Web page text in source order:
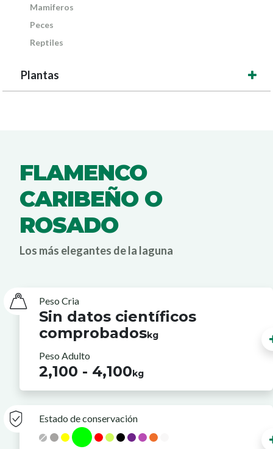
Mamiferos
Peces
Reptiles
Plantas
FLAMENCO
CARIBEÑO O
ROSADO
Los más elegantes de la laguna
Peso Cria
Sin datos científicos
comprobadoskg
Peso Adulto
2,100 - 4,100 kg
Estado de conservación